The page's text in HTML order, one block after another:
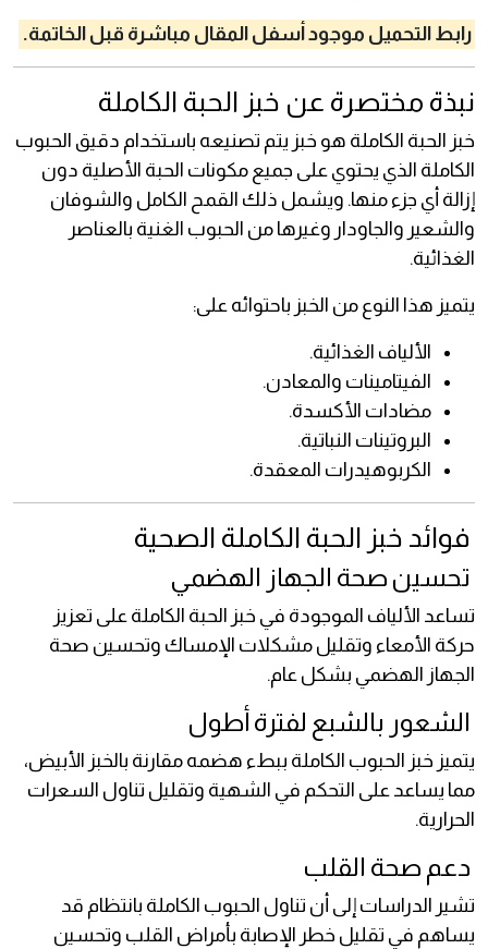
رابط التحميل موجود أسفل المقال مباشرة قبل الخاتمة.
نبذة مختصرة عن خبز الحبة الكاملة
خبز الحبة الكاملة هو خبز يتم تصنيعه باستخدام دقيق الحبوب
الكاملة الذي يحتوي على جميع مكونات الحبة الأصلية دون
إزالة أي جزء منها. ويشمل ذلك القمح الكامل والشوفان
والشعير والجاودار وغيرها من الحبوب الغنية بالعناصر
الغذائية.
يتميز هذا النوع من الخبز باحتوائه على:
الألياف الغذائية.
الفيتامينات والمعادن.
مضادات الأكسدة.
البروتينات النباتية.
الكربوهيدرات المعقدة.
فوائد خبز الحبة الكاملة الصحية
تحسين صحة الجهاز الهضمي
تساعد الألياف الموجودة في خبز الحبة الكاملة على تعزيز
حركة الأمعاء وتقليل مشكلات الإمساك وتحسين صحة
الجهاز الهضمي بشكل عام.
الشعور بالشبع لفترة أطول
يتميز خبز الحبوب الكاملة ببطء هضمه مقارنة بالخبز الأبيض،
مما يساعد على التحكم في الشهية وتقليل تناول السعرات
الحرارية.
دعم صحة القلب
تشير الدراسات إلى أن تناول الحبوب الكاملة بانتظام قد
يساهم في تقليل خطر الإصابة بأمراض القلب وتحسين